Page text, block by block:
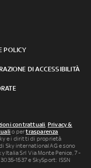
POLICY
DI ACCESSIBILITÀ
contrattuali, Privacy &
o pertrasparenza
e i diritti di proprietà
Sky international AG e sono
Italia Srl Via Monte Penice, 7 -
1537 e SkySport: ISSN